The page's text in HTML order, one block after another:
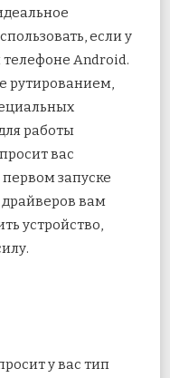
если у
Android.
рутированием,
работы
вас
запуске
вам
устройство,
у вас тип